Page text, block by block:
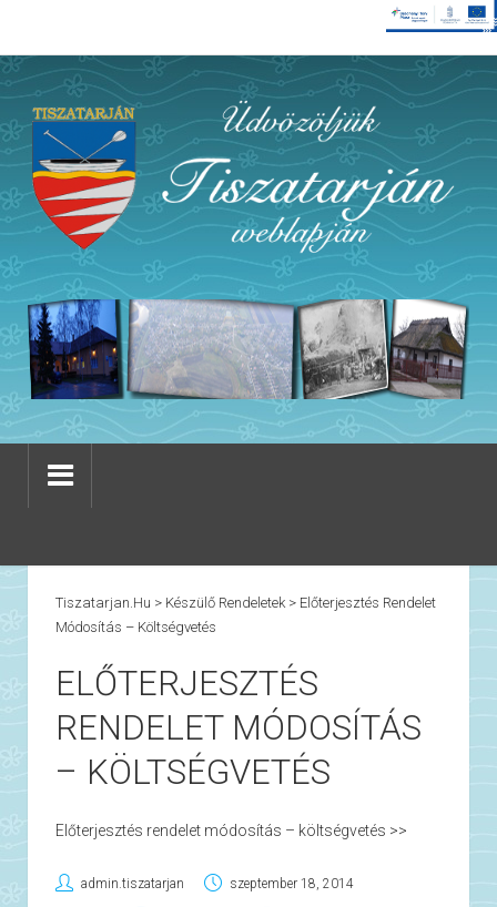
Tiszatarjan.hu > Készülő Rendeletek> Előterjesztés Rendelet
Módosítás – Költségvetés
ELŐTERJESZTÉS
RENDELET MÓDOSÍTÁS
– KÖLTSÉGVETÉS
Előterjesztés rendelet módosítás – költségvetés >>
admin.tiszatarjan szeptember 18, 2014